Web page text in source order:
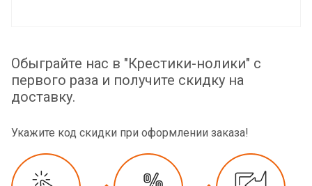
Обыграйте нас в "Крестики-нолики" с
первого раза и получите скидку на
доставку.
Укажите код скидки при оформлении заказа!